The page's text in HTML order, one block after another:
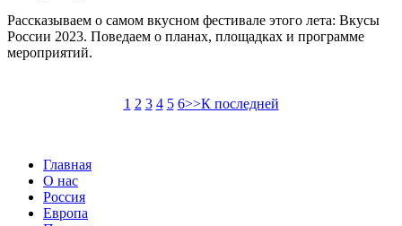
Рассказываем о самом вкусном фестивале этого лета: Вкусы
России 2023. Поведаем о планах, площадках и программе
мероприятий.
1 2 3 4 5 6>>К последней
Главная
О нас
Россия
Европа